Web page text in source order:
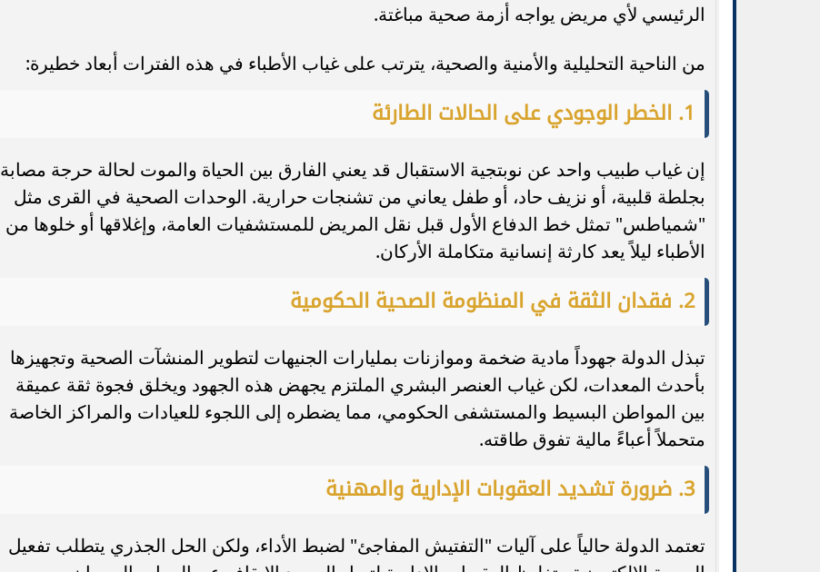
الرئيسي لأي مريض يواجه أزمة صحية مباغتة.
من الناحية التحليلية والأمنية والصحية، يترتب على غياب الأطباء في هذه الفترات أبعاد خطيرة:
1. الخطر الوجودي على الحالات الطارئة
إن غياب طبيب واحد عن نوبتجية الاستقبال قد يعني الفارق بين الحياة والموت لحالة حرجة مصابة
بجلطة قلبية، أو نزيف حاد، أو طفل يعاني من تشنجات حرارية. الوحدات الصحية في القرى مثل
"شمياطس" تمثل خط الدفاع الأول قبل نقل المريض للمستشفيات العامة، وإغلاقها أو خلوها من
الأطباء ليلاً يعد كارثة إنسانية متكاملة الأركان.
2. فقدان الثقة في المنظومة الصحية الحكومية
تبذل الدولة جهوداً مادية ضخمة وموازنات بمليارات الجنيهات لتطوير المنشآت الصحية وتجهيزها
بأحدث المعدات، لكن غياب العنصر البشري الملتزم يجهض هذه الجهود ويخلق فجوة ثقة عميقة
بين المواطن البسيط والمستشفى الحكومي، مما يضطره إلى اللجوء للعيادات والمراكز الخاصة
متحملاً أعباءً مالية تفوق طاقته.
3. ضرورة تشديد العقوبات الإدارية والمهنية
تعتمد الدولة حالياً على آليات "التفتيش المفاجئ" لضبط الأداء، ولكن الحل الجذري يتطلب تفعيل